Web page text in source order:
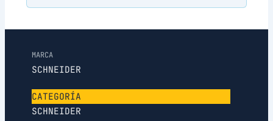
MARCA
SCHNEIDER
CATEGORÍA
SCHNEIDER